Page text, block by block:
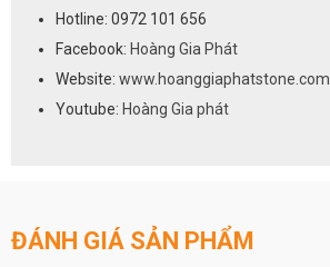
Hotline: 0972 101 656
Facebook: Hoàng Gia Phát
Website: www.hoanggiaphatstone.com
Youtube: Hoàng Gia phát
ĐÁNH GIÁ SẢN PHẨM